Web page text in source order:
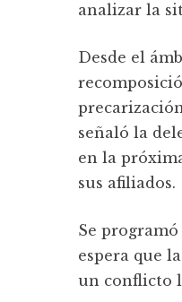
analizar la
Desde el
señaló la
en la
sus afiliados.
Se
espera que
un conflicto